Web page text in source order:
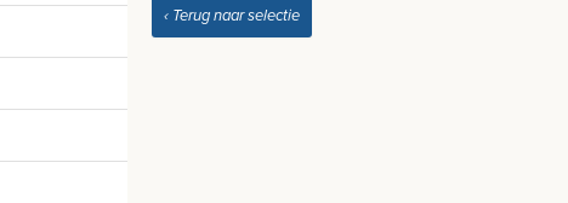
‹ Terug naar selectie